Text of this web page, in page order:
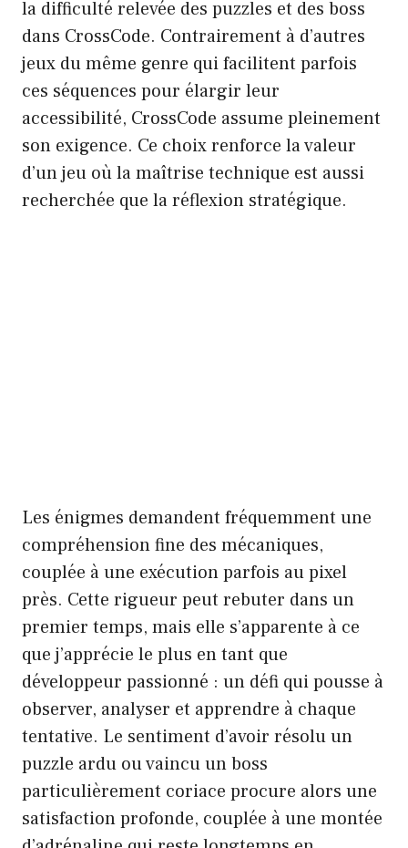
la difficulté relevée des puzzles et des boss
dans CrossCode. Contrairement à d’autres
jeux du même genre qui facilitent parfois
ces séquences pour élargir leur
accessibilité, CrossCode assume pleinement
son exigence. Ce choix renforce la valeur
d’un jeu où la maîtrise technique est aussi
recherchée que la réflexion stratégique.
Les énigmes demandent fréquemment une
compréhension fine des mécaniques,
couplée à une exécution parfois au pixel
près. Cette rigueur peut rebuter dans un
premier temps, mais elle s’apparente à ce
que j’apprécie le plus en tant que
développeur passionné : un défi qui pousse à
observer, analyser et apprendre à chaque
tentative. Le sentiment d’avoir résolu un
puzzle ardu ou vaincu un boss
particulièrement coriace procure alors une
satisfaction profonde, couplée à une montée